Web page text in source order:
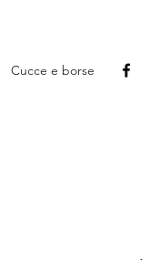
Cucce e borse